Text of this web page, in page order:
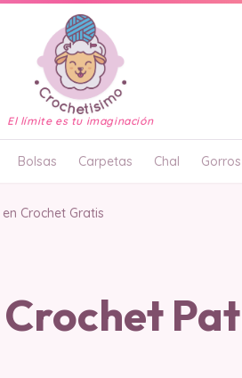
El límite es tu imaginación
Bolsas Carpetas Chal Gorros
Crochet Gratis